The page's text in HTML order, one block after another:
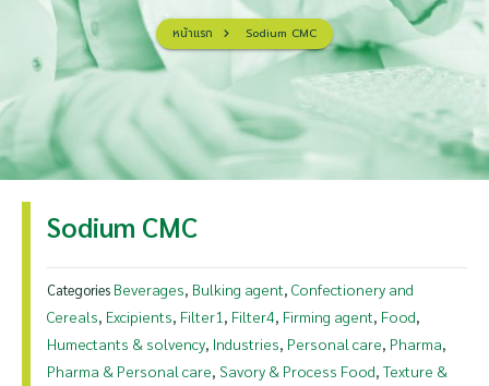
หน้าแรก Sodium CMC
Sodium CMC
Categories Beverages, Bulking agent, Confectionery and
Cereals, Excipients, Filter1 , Filter4, Firming agent, Food,
Humectants & solvency, Industries, Personal care, Pharma,
Pharma & Personal care, Savory & Process Food, Texture &